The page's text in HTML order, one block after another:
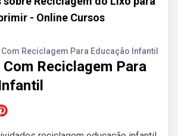
- Online Cursos
Reciclagem Para Educação Infantil
Reciclagem Para